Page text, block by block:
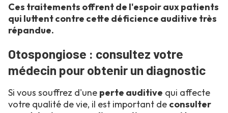
Ces traitements offrent de l'espoir aux patients
qui luttent contre cette déficience auditive très
répandue.
Otospongiose : consultez votre
médecin pour obtenir un diagnostic
Si vous souffrez d'une perte auditive qui affecte
votre qualité de vie, il est important de consulter